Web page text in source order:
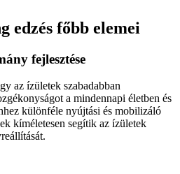
edzés főbb elemei
fejlesztése
az ízületek szabadabban
a mindennapi életben és
különféle nyújtási és mobilizáló
kíméletesen segítik az ízületek